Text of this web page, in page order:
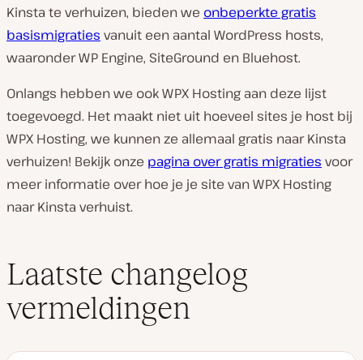
Kinsta te verhuizen, bieden we onbeperkte gratis
basismigraties vanuit een aantal WordPress hosts,
waaronder WP Engine, SiteGround en Bluehost.
Onlangs hebben we ook WPX Hosting aan deze lijst
toegevoegd. Het maakt niet uit hoeveel sites je host bij
WPX Hosting, we kunnen ze allemaal gratis naar Kinsta
verhuizen! Bekijk onze pagina over gratis migraties voor
meer informatie over hoe je je site van WPX Hosting
naar Kinsta verhuist.
Laatste changelog
vermeldingen